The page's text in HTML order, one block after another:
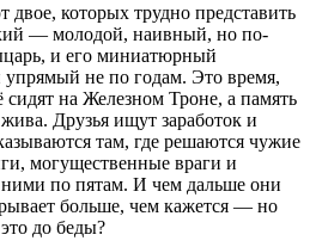
двое, которых трудно представить
— молодой, наивный, но по-
и его миниатюрный
не по годам. Это время,
сидят на Железном Троне, а память
Друзья ищут заработок и
там, где решаются чужие
могущественные враги и
по пятам. И чем дальше они
больше, чем кажется — но
до беды?